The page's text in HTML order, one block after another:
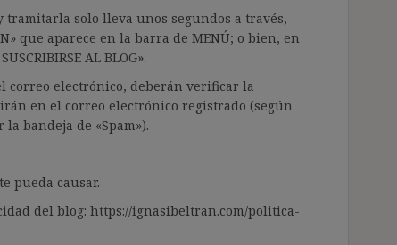
tramitarla solo lleva unos segundos a través,
que aparece en la barra de MENÚ; o bien, en
AL BLOG».
correo electrónico, deberán verificar la
en el correo electrónico registrado (según
bandeja de «Spam»).
pueda causar.
del blog: https://ignasibeltran.com/politica-